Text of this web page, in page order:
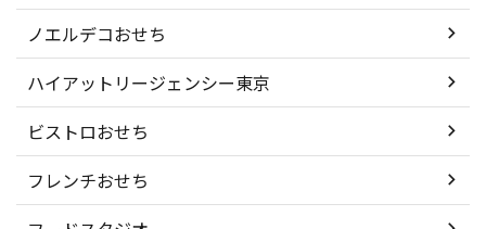
ノエルデコおせち
ハイアットリージェンシー東京
ビストロおせち
フレンチおせち